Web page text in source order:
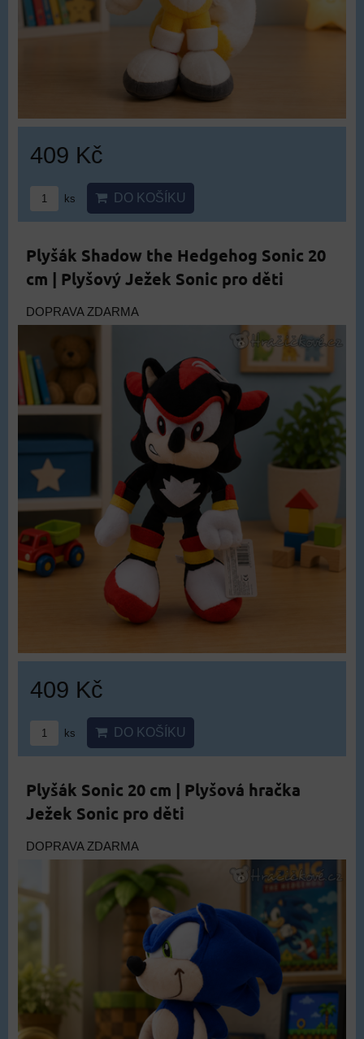
409 Kč
ks DO KOŠÍKU
Plyšák Shadow the Hedgehog Sonic 20
cm | Plyšový Ježek Sonic pro děti
DOPRAVA ZDARMA
409 Kč
ks DO KOŠÍKU
Plyšák Sonic 20 cm | Plyšová hračka
Ježek Sonic pro děti
DOPRAVA ZDARMA